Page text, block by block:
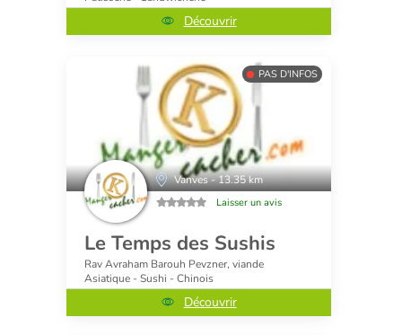
Découvrir
PAS D'INFOS
Vanves - 13.35 km
Laisser un avis
Le Temps des Sushis
Rav Avraham Barouh Pevzner, viande
Asiatique - Sushi - Chinois
Découvrir